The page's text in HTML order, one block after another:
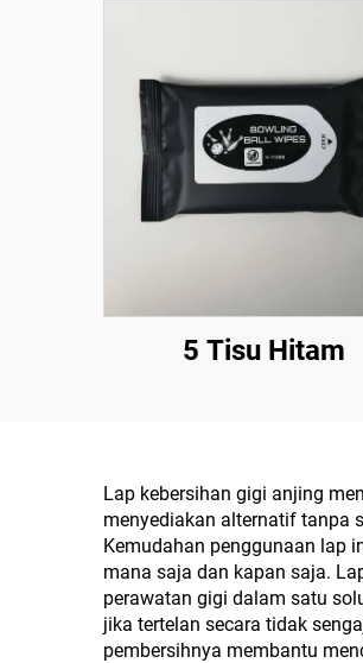
5 Tisu Hitam
Lap kebersihan gigi anjing
menyediakan alternatif tanpa
Kemudahan penggunaan lap
mana saja dan kapan saja.
perawatan gigi dalam satu
jika tertelan secara tidak
pembersihnya membantu